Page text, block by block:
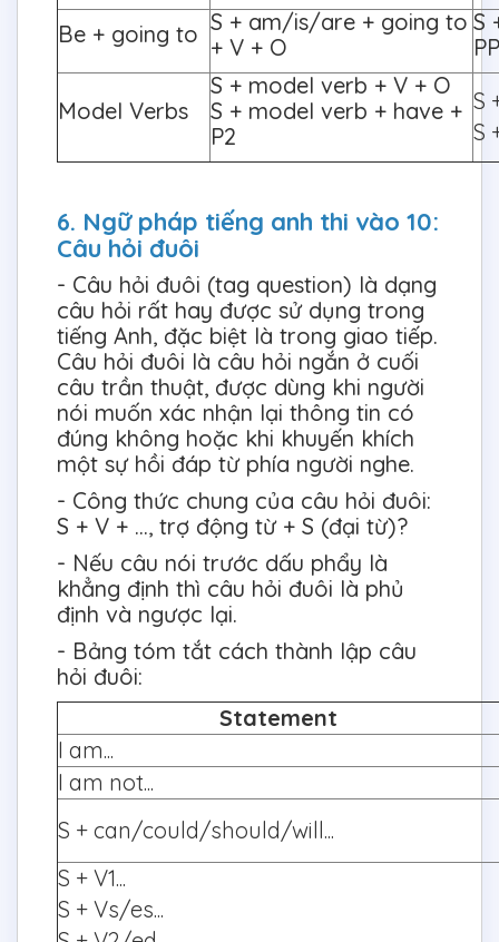
Be + going to S + am/is/are + going to
+ V + O
S
Model Verbs
S + model verb + V + O
S + model verb + have +
P2
S
S
6. Ngữ pháp tiếng anh thi vào 10:
Câu hỏi đuôi
- Câu hỏi đuôi (tag question) là dạng
câu hỏi rất hay được sử dụng trong
tiếng Anh, đặc biệt là trong giao tiếp.
Câu hỏi đuôi là câu hỏi ngắn ở cuối
câu trần thuật, được dùng khi người
nói muốn xác nhận lại thông tin có
đúng không hoặc khi khuyến khích
một sự hồi đáp từ phía người nghe.
- Công thức chung của câu hỏi đuôi:
S + V + ..., trợ động từ + S (đại từ)?
- Nếu câu nói trước dấu phẩy là
khẳng định thì câu hỏi đuôi là phủ
định và ngược lại.
- Bảng tóm tắt cách thành lập câu
hỏi đuôi:
Statement
I am...
I am not...
S + can/could/should/will...
S + V1...
S + Vs/es...